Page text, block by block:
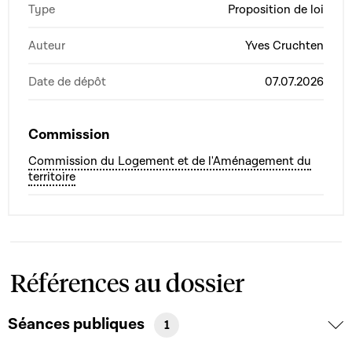
Type Proposition de loi
Auteur Yves Cruchten
Date de dépôt 07.07.2026
Commission
Commission du Logement et de l'Aménagement du
territoire
Références au dossier
Séances publiques 1